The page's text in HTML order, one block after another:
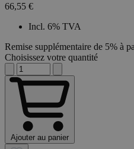
66,55 €
Incl. 6% TVA
Remise supplémentaire de 5% à
Choisissez votre quantité
Ajouter au panier